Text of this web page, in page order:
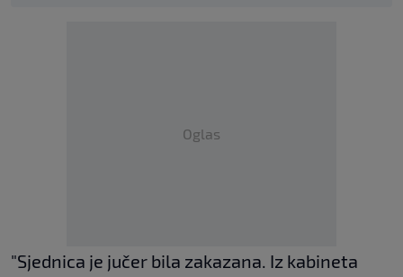
Oglas
"Sjednica je jučer bila zakazana. Iz kabineta